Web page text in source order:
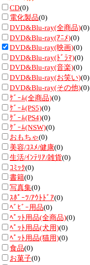
CD(0)
電化製品(0)
DVD&Blu-ray(全商品)(0)
DVD&Blu-ray(ｱﾆﾒ)(0)
DVD&Blu-ray(映画)(0)
DVD&Blu-ray(ﾄﾞﾗﾏ)(0)
DVD&Blu-ray(音楽)(0)
DVD&Blu-ray(お笑い)(0)
DVD&Blu-ray(その他)(0)
ｹﾞｰﾑ(全商品)(0)
ｹﾞｰﾑ(PS5)(0)
ｹﾞｰﾑ(PS4)(0)
ｹﾞｰﾑ(NSW)(0)
おもちゃ(0)
美容/ｺｽﾒ/健康(0)
生活/ｲﾝﾃﾘｱ/雑貨(0)
ｺﾐｯｸ(0)
書籍(0)
写真集(0)
ｽﾎﾟｰﾂ/ｱｳﾄﾄﾞｱ(0)
ﾍﾞﾋﾞｰ用品(0)
ﾍﾟｯﾄ用品(全商品)(0)
ﾍﾟｯﾄ用品(犬用)(0)
ﾍﾟｯﾄ用品(猫用)(0)
食品(0)
お菓子(0)